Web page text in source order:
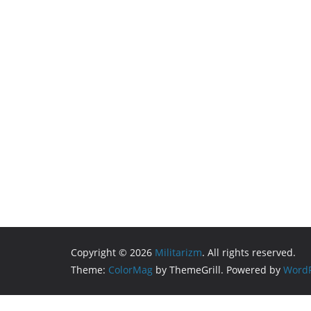
Copyright © 2026 Militarizm. All rights reserved.
Theme: ColorMag by ThemeGrill. Powered by